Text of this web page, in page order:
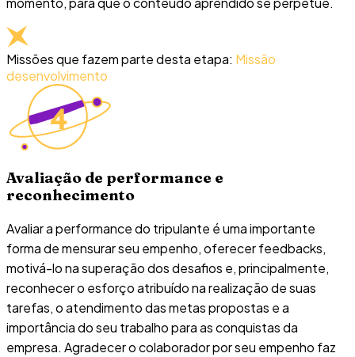
Missões que fazem parte desta etapa: Missão
desenvolvimento
Avaliação de performance e
reconhecimento
Avaliar a performance do tripulante é uma importante
forma de mensurar seu empenho, oferecer feedbacks,
motivá-lo na superação dos desafios e, principalmente,
reconhecer o esforço atribuído na realização de suas
tarefas, o atendimento das metas propostas e a
importância do seu trabalho para as conquistas da
empresa. Agradecer o colaborador por seu empenho faz